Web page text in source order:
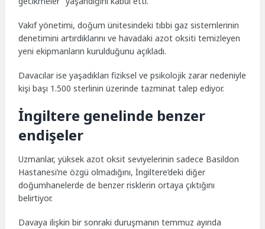
Vakıf yönetimi, doğum ünitesindeki tıbbi gaz sistemlerinin
denetimini artırdıklarını ve havadaki azot oksiti temizleyen
yeni ekipmanların kurulduğunu açıkladı.
Davacılar ise yaşadıkları fiziksel ve psikolojik zarar nedeniyle
kişi başı 1.500 sterlinin üzerinde tazminat talep ediyor.
İngiltere genelinde benzer
endişeler
Uzmanlar, yüksek azot oksit seviyelerinin sadece Basildon
Hastanesi’ne özgü olmadığını, İngiltere’deki diğer
doğumhanelerde de benzer risklerin ortaya çıktığını
belirtiyor.
Davaya ilişkin bir sonraki duruşmanın temmuz ayında